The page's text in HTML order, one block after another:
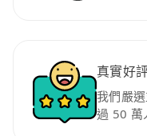
真實好
我們嚴
過 50 萬